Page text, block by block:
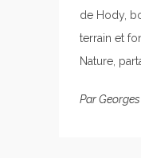
de Hody,
terrain et
Nature,
ParGeorges